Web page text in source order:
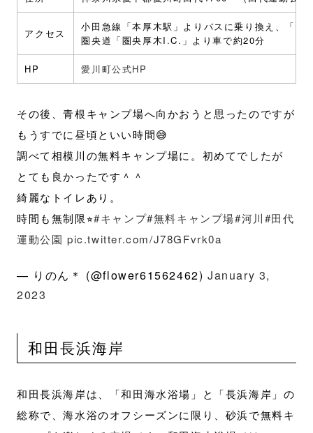
アクセス
小田急線「本厚木駅」よりバスに乗り換え、「田
圏央道「圏央厚木I.C.」より車で約20分
HP 愛川町公式HP
その後、青根キャンプ場へ向かおうと思ったのですが
もうすでに昼頃といい時間😅
調べて相模川の無料キャンプ場に。初めてでしたが
とても良かったです＾＾
綺麗なトイレあり。
時間も無制限⭐︎#キャンプ#無料キャンプ場#河川#田代
運動公園 pic.twitter.com/J78GFvrk0a
— りのん＊ (@flower61562462) January 3,
2023
和田長浜海岸
和田長浜海岸は、「和田海水浴場」と「長浜海岸」の
総称で、海水浴のオフシーズンに限り、砂浜で無料キ